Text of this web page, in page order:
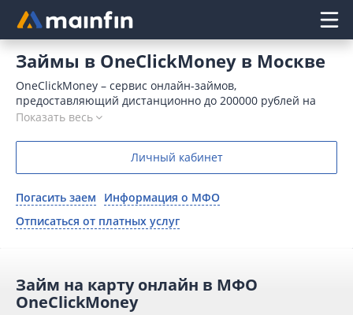
Главное меню
Займы в OneClickMoney в Москве
OneClickMoney – сервис онлайн-займов,
предоставляющий дистанционно до 200000 рублей на
карту, электронный кошелек, переводом или счет.
проверок и справок.
Показать весь
Личный кабинет
Погасить заем
Информация о МФО
Отписаться от платных услуг
Займ на карту онлайн в МФО
OneClickMoney